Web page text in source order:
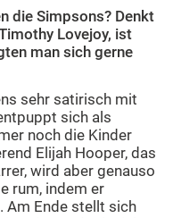
die Simpsons? Denkt
Lovejoy, ist
man sich gerne
sehr satirisch mit
sich als
noch die Kinder
Elijah Hooper, das
wird aber genauso
rum, indem er
Am Ende stellt sich